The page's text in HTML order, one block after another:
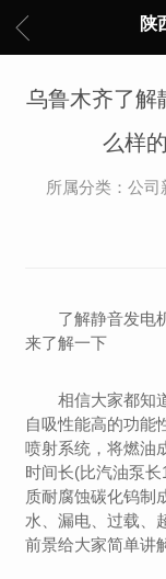
陕
乌鲁木齐了解
么样
所属分类：公
了解静音发电
来了解一下
相信大家都知
自吸性能高的功能
喷射系统，将燃油
时间长(比汽油泵
质耐腐蚀碳化钨制
水、漏电、过载、
前景给大家简单讲